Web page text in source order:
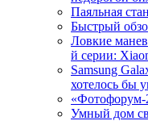
Паяльная
Быстрый
Ловкие
й серии:
Samsung
хотелось бы
«Фотофорум-
Умный дом